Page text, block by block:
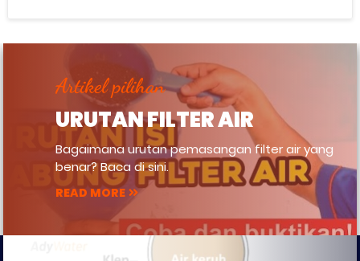
Artikel pilihan
URUTAN FILTER AIR
Bagaimana urutan pemasangan filter air yang
benar? Baca di sini.
READ MORE